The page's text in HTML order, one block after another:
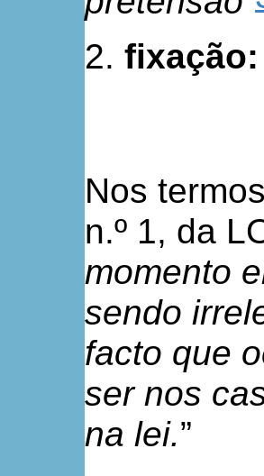
2. fixação:
Nos
n.º 1, da
momento
sendo
facto que
ser nos
na lei.”